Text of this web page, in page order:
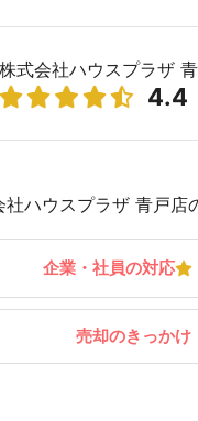
株式会社ハウスプラザ
4.4
社ハウスプラザ 青戸店
企業・社員の対応
売却のきっかけ